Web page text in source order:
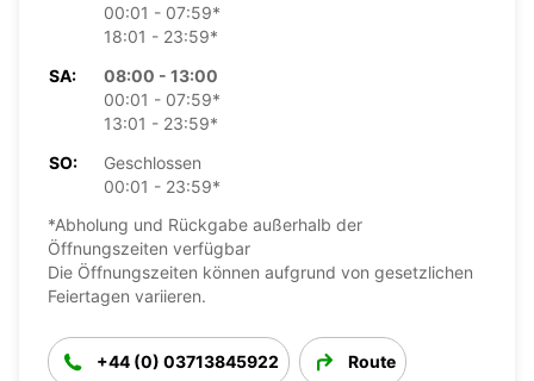
00:01 - 07:59*
18:01 - 23:59*
SA:
08:00 - 13:00
00:01 - 07:59*
13:01 - 23:59*
SO:
Geschlossen
00:01 - 23:59*
*Abholung und Rückgabe außerhalb der
Öffnungszeiten verfügbar
Die Öffnungszeiten können aufgrund von gesetzlichen
Feiertagen variieren.
+44 (0) 03713845922 Route